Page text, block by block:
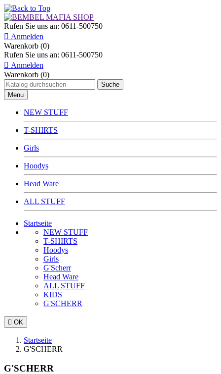
Rufen Sie uns an: 0611-500750
 Anmelden
Warenkorb (0)
Rufen Sie uns an: 0611-500750
 Anmelden
Warenkorb (0)
Menu
NEW STUFF
T-SHIRTS
Girls
Hoodys
Head Ware
ALL STUFF
Startseite
NEW STUFF
T-SHIRTS
Hoodys
Girls
G'Scherr
Head Ware
ALL STUFF
KIDS
G'SCHERR
 OK
Startseite
G'SCHERR
G'SCHERR